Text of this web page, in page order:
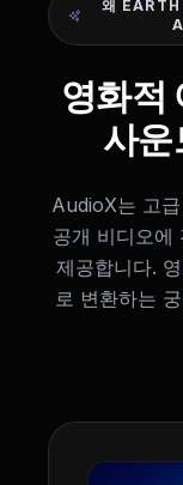
왜
영화적
사운
AudioX는 고
공개 비디오에
제공합니다.
로 변환하는